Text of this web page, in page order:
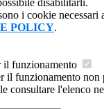
disabilitarli.
i cookie necessari
POLICY.
il funzionamento
il funzionamento non
consultare l'elenco